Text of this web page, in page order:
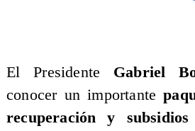
El Presidente Gabriel
conocer un importante
recuperación y subsidios